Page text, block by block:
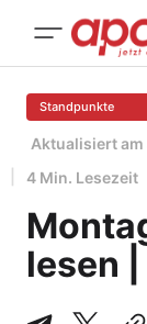
Standpunkte
Aktualisiert am
4 Min. Lesezeit
lesen